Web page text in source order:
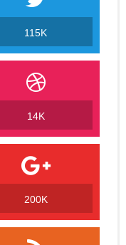
115K
14K
200K